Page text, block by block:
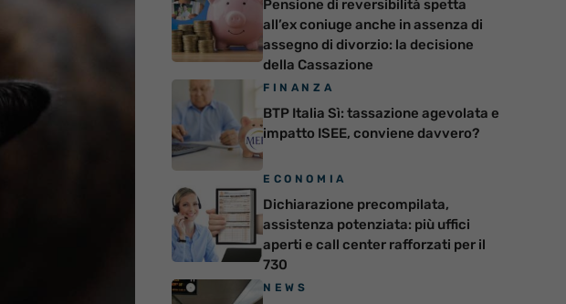
Pensione di reversibilità spetta
all’ex coniuge anche in assenza di
assegno di divorzio: la decisione
della Cassazione
FINANZA
BTP Italia Sì: tassazione agevolata e
impatto ISEE, conviene davvero?
ECONOMIA
Dichiarazione precompilata,
assistenza potenziata: più uffici
aperti e call center rafforzati per il
730
NEWS